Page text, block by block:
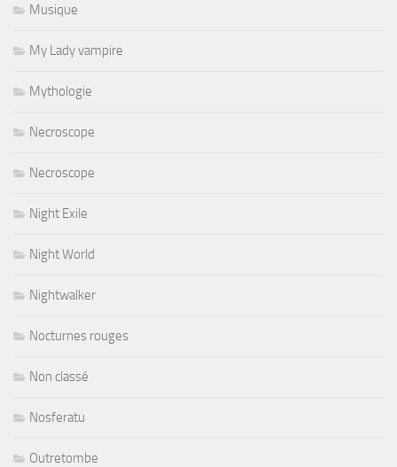
Musique
My Lady vampire
Mythologie
Necroscope
Necroscope
Night Exile
Night World
Nightwalker
Nocturnes rouges
Non classé
Nosferatu
Outretombe